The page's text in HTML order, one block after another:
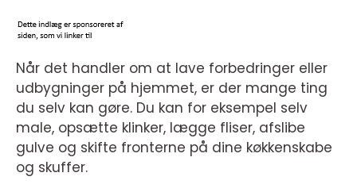
Når det handler om at lave forbedringer eller
udbygninger på hjemmet, er der mange ting
du selv kan gøre. Du kan for eksempel selv
male, opsætte klinker, lægge fliser, afslibe
gulve og skifte fronterne på dine køkkenskabe
og skuffer.